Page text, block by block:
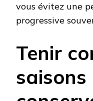
vous évitez une
progressive
Tenir